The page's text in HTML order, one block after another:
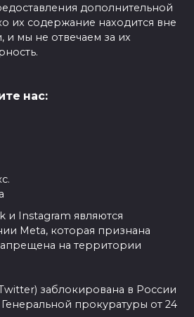
дополнительной
их содержание находится вне
и мы не отвечаем за их
нас:
и Instagram являются
Meta, которая признана
на территории
заблокирована в России
прокуратуры от 24